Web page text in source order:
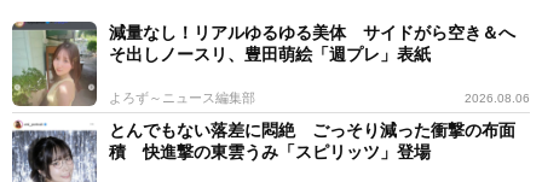
減量なし！リアルゆるゆる美体 サイドがら空き＆へ
そ出しノースリ、豊田萌絵「週プレ」表紙
よろず～ニュース編集部 2026.08.06
とんでもない落差に悶絶 ごっそり減った衝撃の布面
積 快進撃の東雲うみ「スピリッツ」登場